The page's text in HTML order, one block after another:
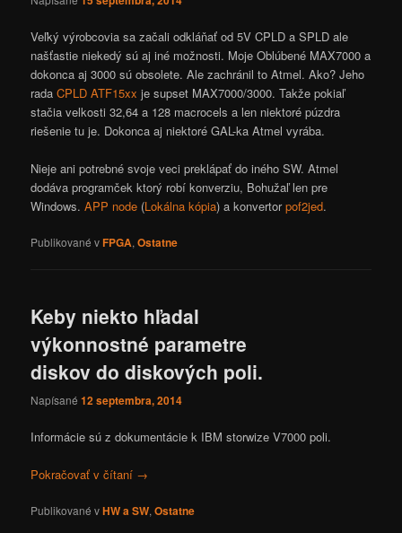
Veľký výrobcovia sa začali odkláňať od 5V CPLD a SPLD ale
našťastie niekedý sú aj iné možnosti. Moje Oblúbené MAX7000 a
dokonca aj 3000 sú obsolete. Ale zachránil to Atmel. Ako? Jeho
radaCPLD ATF15xx je supset MAX7000/3000. Takže pokiaľ
stačia velkosti 32,64 a 128 macrocels a len niektoré púzdra
riešenie tu je. Dokonca aj niektoré GAL-ka Atmel vyrába.
Nieje ani potrebné svoje veci preklápať do iného SW. Atmel
dodáva programček ktorý robí konverziu, Bohužaľ len pre
Windows.APP node (Lokálna kópia) a konvertorpof2jed.
Publikované vFPGA,Ostatne
Keby niekto hľadal
výkonnostné parametre
diskov do diskových poli.
Napísané12 septembra, 2014
Informácie sú z dokumentácie k IBM storwize V7000 poli.
Pokračovať v čítaní →
Publikované vHW a SW,Ostatne